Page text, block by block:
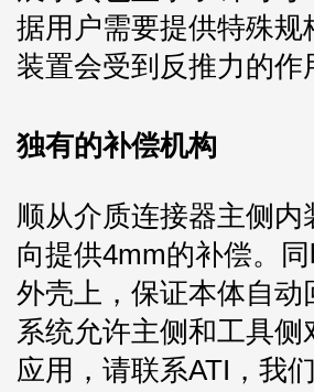
据用户需要提供特殊
装置会受到反推力的
独有的补偿机构
顺从介质连接器主侧
向提供4mm的补偿。
外壳上，保证本体自
系统允许主侧和工具
应用，请联系ATI，我